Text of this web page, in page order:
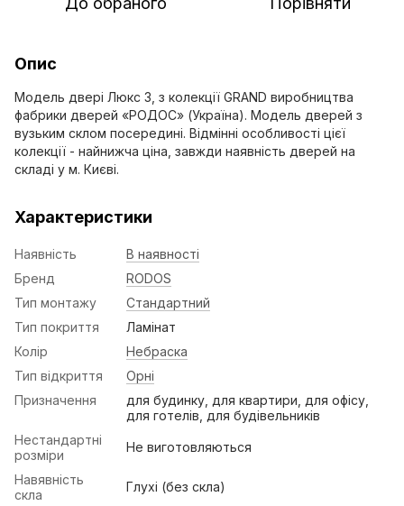
Опис
Модель двері Люкс 3, з колекції GRAND виробництва
фабрики дверей «РОДОС» (Україна). Модель дверей з
вузьким склом посередині. Відмінні особливості цієї
колекції - найнижча ціна, завжди наявність дверей на
складі у м. Києві.
Характеристики
Наявність
В наявності
Бренд
RODOS
Тип монтажу
Стандартний
Тип покриття
Ламінат
Колір
Небраска
Тип відкриття
Орні
Призначення
для будинку, для квартири, для офісу,
для готелів, для будівельників
Нестандартні
розміри
Не виготовляються
Навявність
скла
Глухі (без скла)